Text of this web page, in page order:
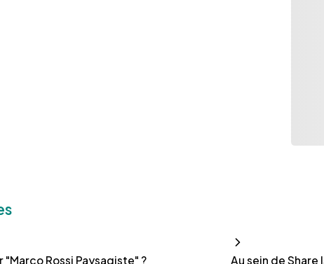
Rossi Paysagiste" ? Au sein de Share